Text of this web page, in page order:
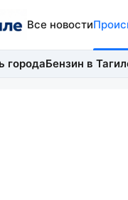
Все новости
городаБензин в